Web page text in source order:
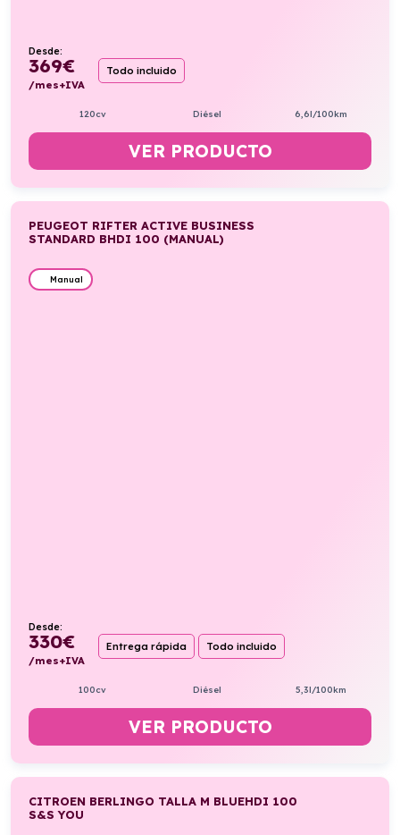
Desde:
369€
/mes+IVA
Todo incluido
120cv Diésel 6,6l/100km
VER PRODUCTO
PEUGEOT RIFTER ACTIVE BUSINESS
STANDARD BHDI 100 (MANUAL)
Manual
Desde:
330€
/mes+IVA
Entrega rápida Todo incluido
100cv Diésel 5,3l/100km
VER PRODUCTO
CITROEN BERLINGO TALLA M BLUEHDI 100
S&S YOU